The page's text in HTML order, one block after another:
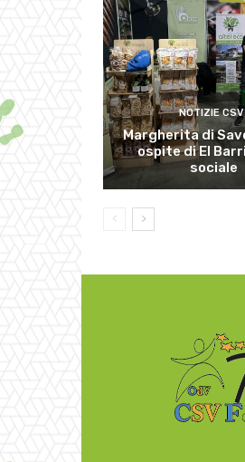
NOTIZIE CSV
Margherita di
ospite di El
sociale